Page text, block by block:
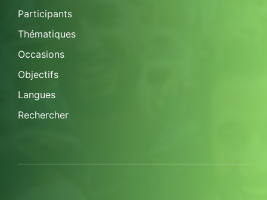
Participants
Thématiques
Occasions
Objectifs
Langues
Rechercher